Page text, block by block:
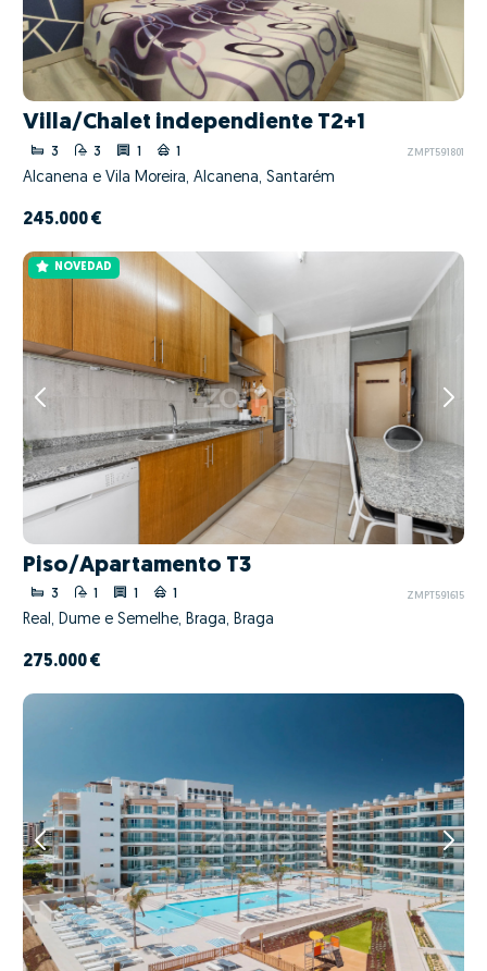
Villa/Chalet independiente T2+1
3 3 1 1 ZMPT591801
Alcanena e Vila Moreira, Alcanena, Santarém
245.000 €
NOVEDAD
Piso/Apartamento T3
3 1 1 1 ZMPT591615
Real, Dume e Semelhe, Braga, Braga
275.000 €